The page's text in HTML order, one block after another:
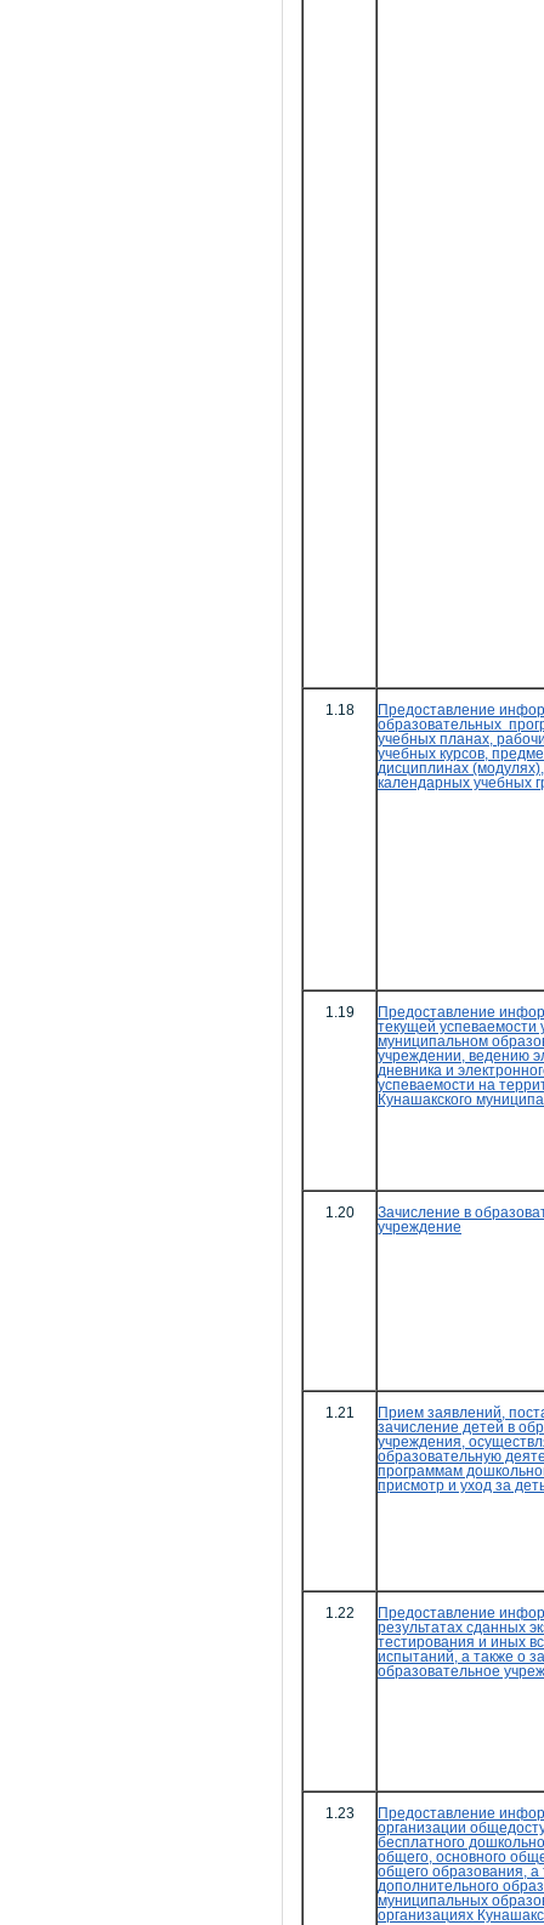
1.18
Предоставление
образовательных
учебных планах,
учебных курсов,
дисциплинах
календарных учебных
1.19
Предоставление
текущей успеваемости
муниципальном
учреждении, ведению
дневника и
успеваемости на
Кунашакского
1.20
Зачисление в
учреждение
1.21
Прием заявлений,
зачисление детей в
учреждения,
образовательную
программам
присмотр и уход за
1.22
Предоставление
результатах сданных
тестирования и иных
испытаний, а также о
образовательное
1.23
Предоставление
организации
бесплатного
общего, основного
общего образования, а
дополнительного
муниципальных
организациях